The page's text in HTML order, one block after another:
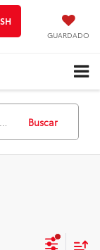
GUARDADO
Buscar